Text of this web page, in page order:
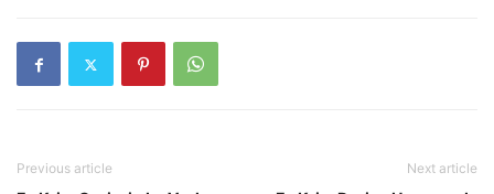
Previous article Next article